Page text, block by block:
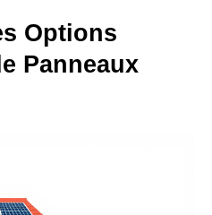
Options
Panneaux